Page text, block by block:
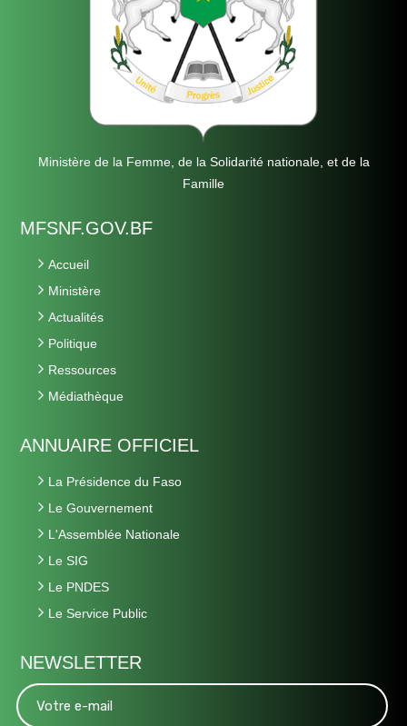
Ministère de la Femme, de la Solidarité nationale, et de la
Famille
MFSNF.GOV.BF
Accueil
Ministère
Actualités
Politique
Ressources
Médiathèque
ANNUAIRE OFFICIEL
La Présidence du Faso
Le Gouvernement
L'Assemblée Nationale
Le SIG
Le PNDES
Le Service Public
NEWSLETTER